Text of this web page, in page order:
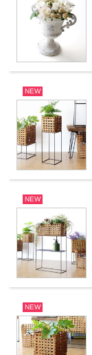
NEW
NEW
NEW